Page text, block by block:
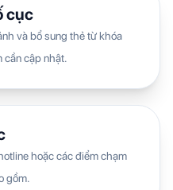
cục
và bổ sung thẻ từ khóa
cần cập nhật.
hoặc các điểm chạm
gồm.